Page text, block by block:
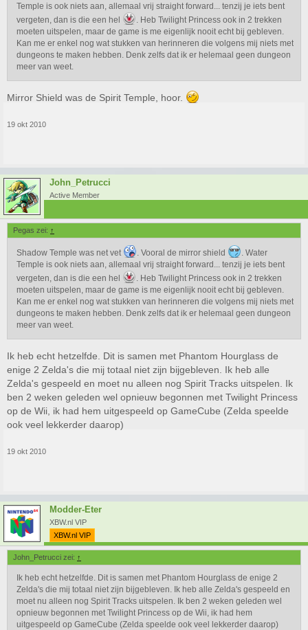
Temple is ook niets aan, allemaal vrij straight forward... tenzij je iets bent
vergeten, dan is die een hel
. Heb Twilight Princess ook in 2 trekken
moeten uitspelen, maar de game is me eigenlijk nooit echt bij gebleven.
Kan me er enkel nog wat stukken van herinneren die volgens mij niets met
dungeons te maken hebben. Denk zelfs dat ik er helemaal geen dungeon
meer van weet.
Mirror Shield was de Spirit Temple, hoor.
19 okt 2010
John_Petrucci
Active Member
Pegas zei: ↑
Shadow Temple was net vet . Vooral de mirror shield
. Water
Temple is ook niets aan, allemaal vrij straight forward... tenzij je iets bent
vergeten, dan is die een hel
. Heb Twilight Princess ook in 2 trekken
moeten uitspelen, maar de game is me eigenlijk nooit echt bij gebleven.
Kan me er enkel nog wat stukken van herinneren die volgens mij niets met
dungeons te maken hebben. Denk zelfs dat ik er helemaal geen dungeon
meer van weet.
Ik heb echt hetzelfde. Dit is samen met Phantom Hourglass de
enige 2 Zelda's die mij totaal niet zijn bijgebleven. Ik heb alle
Zelda's gespeeld en moet nu alleen nog Spirit Tracks uitspelen. Ik
ben 2 weken geleden wel opnieuw begonnen met Twilight Princess
op de Wii, ik had hem uitgespeeld op GameCube (Zelda speelde
ook veel lekkerder daarop)
19 okt 2010
Modder-Eter
XBW.nl VIP
XBW.nl VIP
John_Petrucci zei: ↑
Ik heb echt hetzelfde. Dit is samen met Phantom Hourglass de enige 2
Zelda's die mij totaal niet zijn bijgebleven. Ik heb alle Zelda's gespeeld en
moet nu alleen nog Spirit Tracks uitspelen. Ik ben 2 weken geleden wel
opnieuw begonnen met Twilight Princess op de Wii, ik had hem
uitgespeeld op GameCube (Zelda speelde ook veel lekkerder daarop)